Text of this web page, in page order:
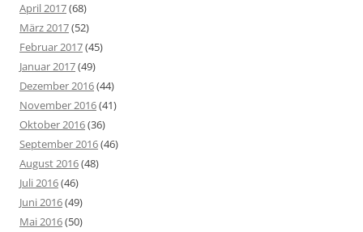
April 2017(68)
März 2017(52)
Februar 2017(45)
Januar 2017(49)
Dezember 2016(44)
November 2016(41)
Oktober 2016(36)
September 2016(46)
August 2016(48)
Juli 2016(46)
Juni 2016(49)
Mai 2016(50)